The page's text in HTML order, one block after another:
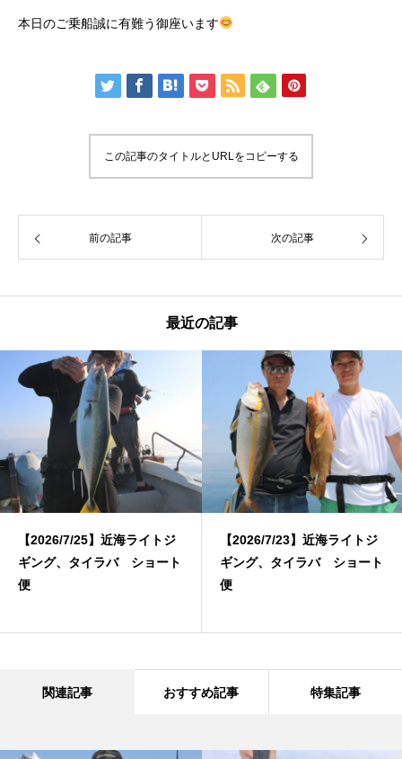
本日のご乗船誠に有難う御座います
この記事のタイトルとURLをコピーする
前の記事 次の記事
最近の記事
【2026/7/25】近海ライトジ
ギング、タイラバ ショート
便
【2026/7/23】近海ライトジ
ギング、タイラバ ショート
便
関連記事 おすすめ記事 特集記事